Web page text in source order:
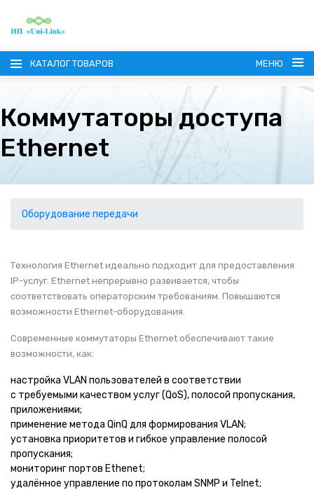
КАТАЛОГ ТОВАРОВ МЕНЮ
О КОМПАНИИ
НАШИ ПОСТАВЩИКИ
НАШИ ПОКУПАТЕЛИ
НАША ПРОДУКЦИЯ
ГЕОСИНТЕТИЧЕСКИЕ МАТЕРИАЛЫ
НАШИ СЕРТИФИКАТЫ
КОНТАКТЫ
Коммутаторы доступа
Ethernet
Оборудование передачи
Технология Ethernet идеально подходит для предоставления
IP-услуг. Ethernet непрерывно развивается, чтобы
соответствовать операторским требованиям. Повышаются
возможности Ethernet-оборудования.
Современные коммутаторы Ethernet обеспечивают такие
возможности, как:
настройка VLAN пользователей в соответствии
с требуемыми качеством услуг (QoS), полосой пропускания,
приложениями;
применение метода QinQ для формирования VLAN;
установка приоритетов и гибкое управление полосой
пропускания;
мониторинг портов Ethenet;
удалённое управление по протоколам SNMP и Telnet;